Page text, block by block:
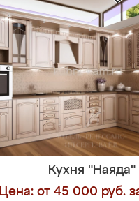
Кухня "Наяда"
Цена: от 45 000 руб.